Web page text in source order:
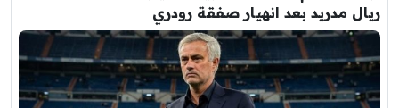
ريال مدريد بعد انهيار صفقة رودري